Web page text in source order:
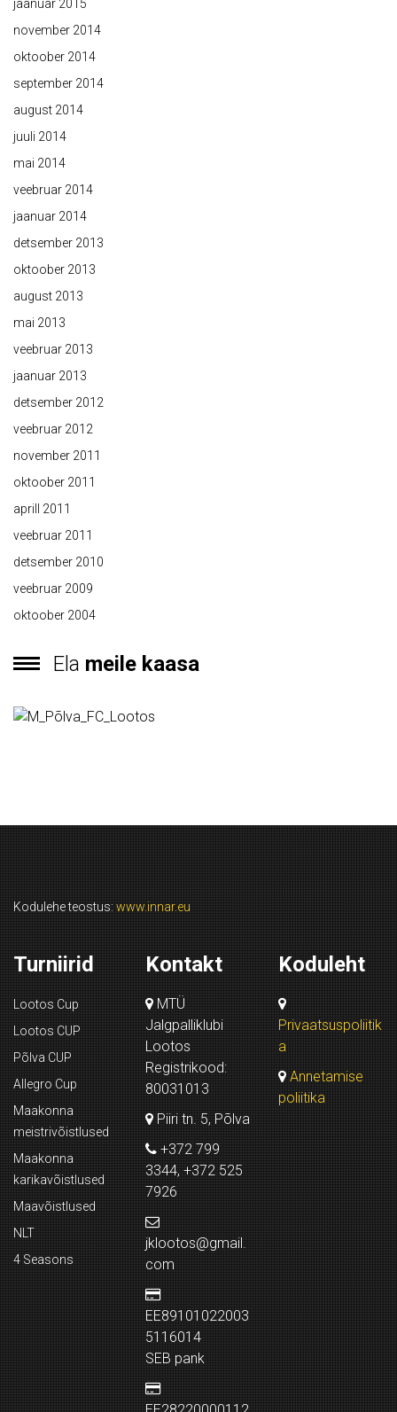
jaanuar 2015
november 2014
oktoober 2014
september 2014
august 2014
juuli 2014
mai 2014
veebruar 2014
jaanuar 2014
detsember 2013
oktoober 2013
august 2013
mai 2013
veebruar 2013
jaanuar 2013
detsember 2012
veebruar 2012
november 2011
oktoober 2011
aprill 2011
veebruar 2011
detsember 2010
veebruar 2009
oktoober 2004
Ela meile kaasa
Kodulehe teostus: www.innar.eu
Turniirid
Lootos Cup
Lootos CUP
Põlva CUP
Allegro Cup
Maakonna
meistrivõistlused
Maakonna
karikavõistlused
Maavõistlused
NLT
4 Seasons
Kontakt
MTÜ
Jalgpalliklubi
Lootos
Registrikood:
80031013
Piiri tn. 5, Põlva
+372 799
3344, +372 525
7926
jklootos@gmail.
com
EE89101022003
5116014
SEB pank
Koduleht
Privaatsuspoliitik
a
Annetamise
poliitika